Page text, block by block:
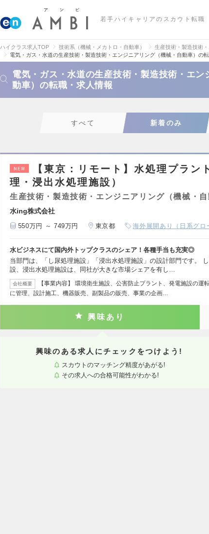
若手ハイキャリアのスカウト転職
ハイクラス求人TOP 技術系（機械・メカトロ・自動車）
生産技術・製造技術
電気・ガス・水道の生産技術・製造技術・エンジニアリング（機械・自動車）の
電気・ガス・水道の生産技術・製造技術・エン
動車）の転職・求人情報
すべて 新着のみ
NEW
【東京：リモート】水処理プラン
理・浸出水処理施設）
生産技術・製造技術・エンジニアリング（機械・自
水ing株式会社
550万円 ～ 749万円 東京都 海外展開あり（日系グロ
水ビジネスにて国内外トップクラスのシェア！各種手当も充実◎
当部門は、「し尿処理施設」「浸出水処理施設」の設計部門です。
設、浸出水処理施設は、同社が大きな市場シェアを有し…
会社概要
【事業内容】 環境衛生施設、公害防止プラント、発電施設の運
に管理、設計施工、機器販売、副製品の販売、事業の企画…
興味あり
興味のある求人にチェックをつけよう!
スカウトのマッチング精度があがる!
その求人への合格可能性がわかる!